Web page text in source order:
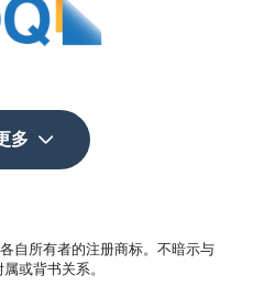
多
自所有者的注册商标。不暗示与
或背书关系。